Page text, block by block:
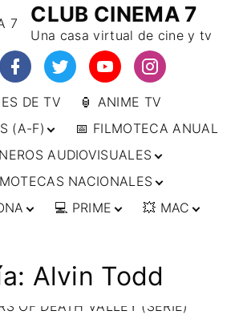
CLUB CINEMA 7
Una casa virtual de cine y tv
DE TV
🏮 ANIME TV
(A-F)
(F-L)
(L-
📅 FILMOTECA ANUAL
AUDIOVISUALES
MARCIALES
DOCUMENTAL
NEGRO / CRIMEN /
NACIONALES
🇧🇷 BRASIL
🇨🇱 CHILE
🇺🇸 ESTADOS
🇮🇳 INDIA
🇯🇵 JAPÓN
🇷🇺 RUSIA
🇩🇪 ALEMANIA
🇦🇹 AUSTRIA
🇦🇺 AUSTRALIA
💻 PRIME
📀
IMPRESCINDIBLES
💥 MAC
👁️ ANIME
🗨 CÓMICS
Alvin Todd